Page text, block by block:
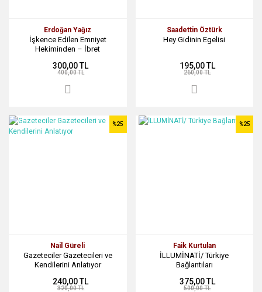
Erdoğan Yağız
İşkence Edilen Emniyet
Hekiminden – İbret
300,00 TL
400,00 TL
Saadettin Öztürk
Hey Gidinin Egelisi
195,00 TL
260,00 TL
Nail Güreli
Gazeteciler Gazetecileri ve
Kendilerini Anlatıyor
%25
240,00 TL
320,00 TL
Faik Kurtulan
İLLUMİNATİ/ Türkiye
Bağlantıları
%25
375,00 TL
500,00 TL